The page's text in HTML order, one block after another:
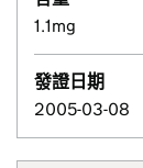
1.1mg
發證日期
2005-03-08